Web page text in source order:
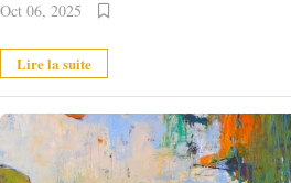
Oct 06, 2025
Lire la suite